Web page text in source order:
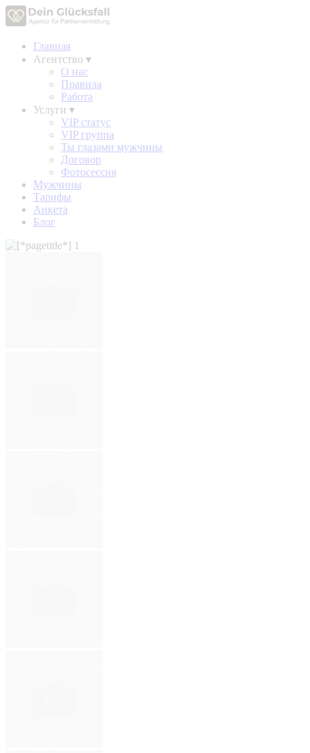
Главная
Агентство ▾
О нас
Правила
Работа
Услуги ▾
VIP статус
VIP группа
Ты глазами мужчины
Договор
Фотосессия
Мужчины
Тарифы
Анкета
Блог